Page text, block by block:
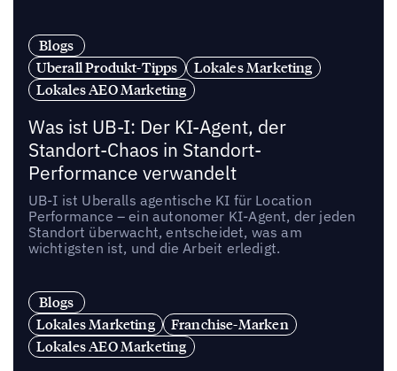
Blogs
Uberall Produkt-Tipps
Lokales Marketing
Lokales AEO Marketing
Was ist UB-I: Der KI-Agent, der
Standort-Chaos in Standort-
Performance verwandelt
UB-I ist Uberalls agentische KI für Location
Performance – ein autonomer KI-Agent, der jeden
Standort überwacht, entscheidet, was am
wichtigsten ist, und die Arbeit erledigt.
Blogs
Lokales Marketing
Franchise-Marken
Lokales AEO Marketing